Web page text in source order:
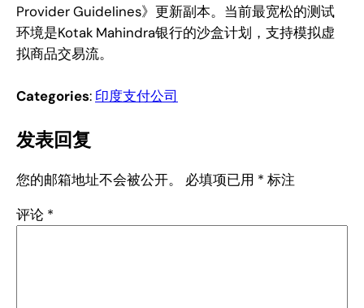
Provider Guidelines》更新副本。当前最宽松的测试
环境是Kotak Mahindra银行的沙盒计划，支持模拟虚
拟商品交易流。
Categories: 印度支付公司
发表回复
您的邮箱地址不会被公开。 必填项已用 * 标注
评论 *